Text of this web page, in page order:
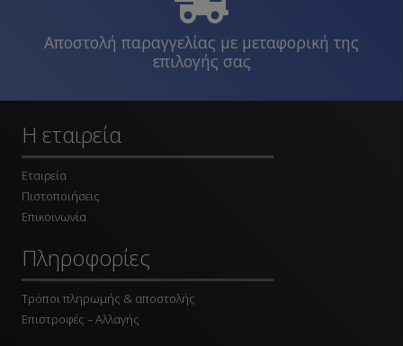
Αποστολή παραγγελίας με μεταφορική της
επιλογής σας
Η εταιρεία
Εταιρεία
Πιστοποιήσεις
Επικοινωνία
Πληροφορίες
Τρόποι πληρωμής & αποστολής
Επιστροφές – Αλλαγής